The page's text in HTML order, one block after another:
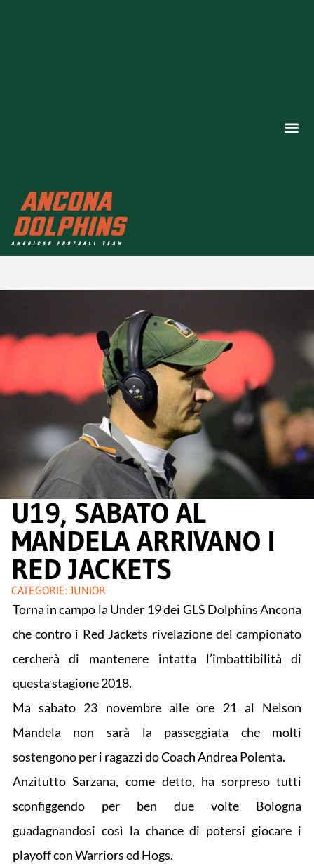
U19, SABATO AL
MANDELA ARRIVANO I
RED JACKETS
CATEGORIE: JUNIOR
Torna in campo la Under 19 dei GLS Dolphins Ancona
che contro i Red Jackets rivelazione del campionato
cercherà di mantenere intatta l’imbattibilità di
questa stagione 2018.
Ma sabato 23 novembre alle ore 21 al Nelson
Mandela non sarà la passeggiata che molti
sostengono per i ragazzi do Coach Andrea Polenta.
Anzitutto Sarzana, come detto, ha sorpreso tutti
sconfiggendo per ben due volte Bologna
guadagnandosi così la chance di potersi giocare i
playoff con Warriors ed Hogs.